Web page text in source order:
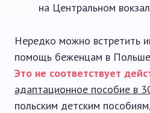
на Центральном
Нередко можно встретить
помощь беженцам в Польше
Это не соответствует
адаптационное пособие в
польским детским